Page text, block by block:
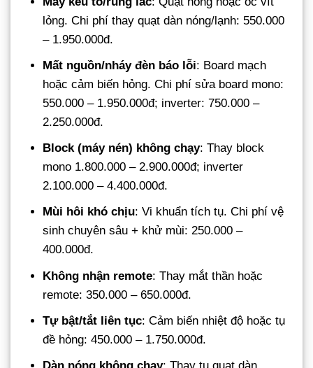
lỏng. Chi phí thay quạt dàn nóng/lạnh: 550.000
– 1.950.000đ.
Mất nguồn/nháy đèn báo lỗi: Board mạch
hoặc cảm biến hỏng. Chi phí sửa board mono:
550.000 – 1.950.000đ; inverter: 750.000 –
2.250.000đ.
Block (máy nén) không chạy: Thay block
mono 1.800.000 – 2.900.000đ; inverter
2.100.000 – 4.400.000đ.
Mùi hôi khó chịu: Vi khuẩn tích tụ. Chi phí vệ
sinh chuyên sâu + khử mùi: 250.000 –
400.000đ.
Không nhận remote: Thay mắt thần hoặc
remote: 350.000 – 650.000đ.
Tự bật/tắt liên tục: Cảm biến nhiệt độ hoặc tụ
đề hỏng: 450.000 – 1.750.000đ.